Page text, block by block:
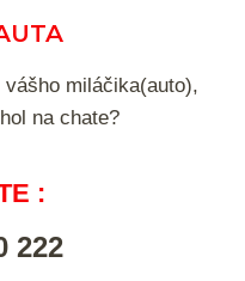
miláčika(auto),
na chate?
:
222